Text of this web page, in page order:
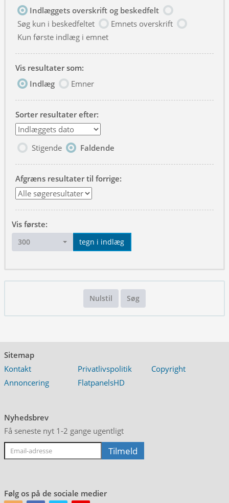
Indlæggets overskrift og beskedfelt
Søg kun i beskedfeltet
Emnets overskrift
Kun første indlæg i emnet
Vis resultater som:
Indlæg
Emner
Sorter resultater efter:
Stigende Faldende
Afgræns resultater til forrige:
Vis første:
300 tegn i indlæg
Nulstil Søg
Sitemap
Kontakt
Privatlivspolitik
Copyright
Annoncering
FlatpanelsHD
Nyhedsbrev
Få seneste nyt 1-2 gange ugentligt
Følg os på de sociale medier